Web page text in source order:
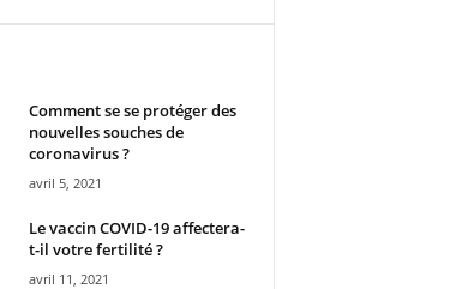
Comment se se protéger des
nouvelles souches de
coronavirus ?
avril 5, 2021
Le vaccin COVID-19 affectera-
t-il votre fertilité ?
avril 11, 2021